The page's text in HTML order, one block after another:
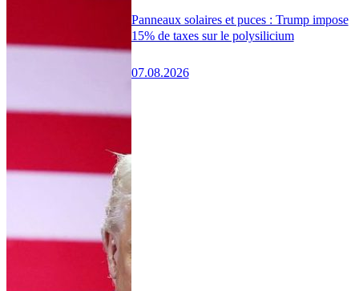
Panneaux solaires et puces : Trump impose
15% de taxes sur le polysilicium
07.08.2026